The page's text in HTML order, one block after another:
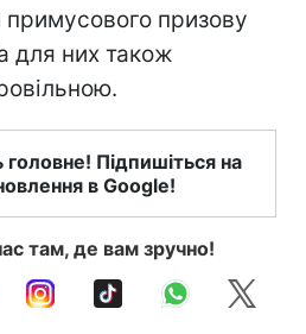
примусового призову
для них також
головне! Підпишіться на
в Google!
там, де вам зручно!